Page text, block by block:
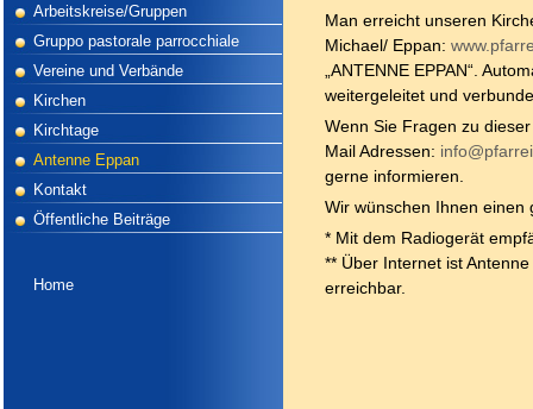
Arbeitskreise/Gruppen
Gruppo pastorale parrocchiale
Vereine und Verbände
Kirchen
Kirchtage
Antenne Eppan
Kontakt
Öffentliche Beiträge
Home
Man erreicht unseren
Michael/ Eppan:
„ANTENNE EPPAN“.
weitergeleitet und
Wenn Sie Fragen zu
Mail Adressen:
gerne informieren.
Wir wünschen Ihnen einen
* Mit dem Radiogerät
** Über Internet ist
erreichbar.